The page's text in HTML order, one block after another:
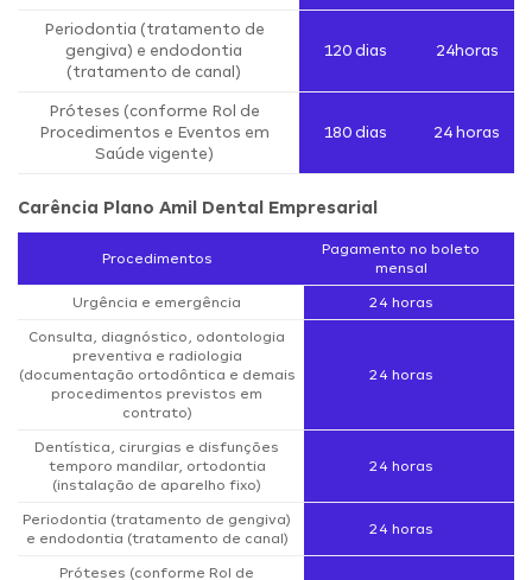
Periodontia (tratamento de
gengiva) e endodontia
(tratamento de canal)
120 dias 24horas
Próteses (conforme Rol de
Procedimentos e Eventos em
Saúde vigente)
180 dias 24 horas
Carência Plano Amil Dental Empresarial
Procedimentos
Pagamento no boleto
mensal
Urgência e emergência 24 horas
Consulta, diagnóstico, odontologia
preventiva e radiologia
(documentação ortodôntica e demais
procedimentos previstos em
contrato)
24 horas
Dentística, cirurgias e disfunções
temporo mandilar, ortodontia
(instalação de aparelho fixo)
24 horas
Periodontia (tratamento de gengiva)
e endodontia (tratamento de canal)
24 horas
Próteses (conforme Rol de